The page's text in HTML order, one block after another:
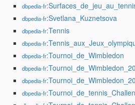
dbpedia-fr
dbpedia-fr:Svetlana_Kuznetsova
dbpedia-fr:Tennis
dbpedia-fr
dbpedia-fr:Tournoi_de_Wimbledon
dbpedia-fr
dbpedia-fr
dbpedia-fr